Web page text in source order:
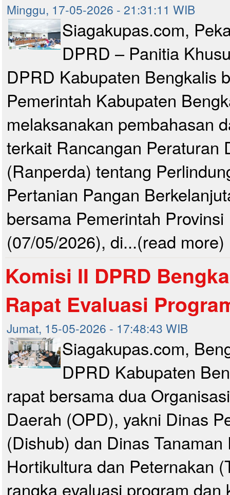
Minggu, 17-05-2026 - 21:31:11 WIB
Siagakupas.com,
DPRD – Panitia
DPRD Kabupaten Bengkalis
Pemerintah Kabupaten
melaksanakan pembahasan
terkait Rancangan Peraturan
(Ranperda) tentang
Pertanian Pangan
bersama Pemerintah
(07/05/2026), di...(read more)
Komisi II DPRD
Rapat Evaluasi
Jumat, 15-05-2026 - 17:48:43 WIB
Siagakupas.com,
DPRD Kabupaten
rapat bersama dua
Daerah (OPD), yakni Dinas
(Dishub) dan Dinas Tanaman
Hortikultura dan Peternakan
rangka evaluasi program dan